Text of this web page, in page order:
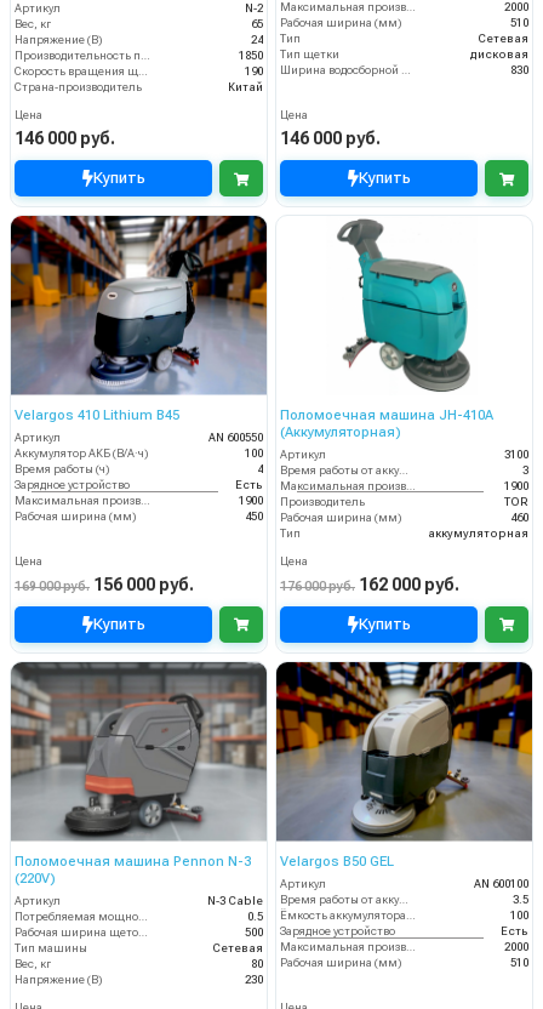
Артикул
N-2
Вес, кг
65
Напряжение (В)
24
Производительность по площади (м2/ч)
1850
Скорость вращения щётки (об/мин)
190
Страна-производитель
Китай
Цена
146 000 руб.
Купить
Максимальная производительность (кв.м/час)
2000
Рабочая ширина (мм)
510
Тип
Сетевая
Тип щетки
дисковая
Ширина водосборной рейки
830
Цена
146 000 руб.
Купить
Velargos 410 Lithium B45
Артикул
AN 600550
Аккумулятор АКБ (В/А·ч)
100
Время работы (ч)
4
Зарядное устройство
Есть
1900
Рабочая ширина (мм)
450
Цена
169 000 руб. 156 000 руб.
Купить
Поломоечная машина JH-410A
(Аккумуляторная)
Артикул
3100
Время работы от аккумуляторов (ч)
3
1900
Производитель
TOR
Рабочая ширина (мм)
460
Тип
аккумуляторная
Цена
176 000 руб. 162 000 руб.
Купить
Поломоечная машина Pennon N-3
(220V)
Артикул
N-3 Cable
0.5
500
Тип машины
Сетевая
Вес, кг
80
Напряжение (В)
230
Velargos B50 GEL
Артикул
AN 600100
Время работы от аккумуляторов (ч)
3.5
100
Зарядное устройство
Есть
2000
Рабочая ширина (мм)
510